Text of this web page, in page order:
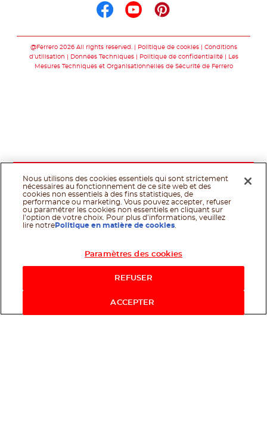
@Ferrero 2026 All rights reserved. Politique de cookies
Conditions
d’utilisation
Données Techniques Politique de confidentialité
Les
Mesures Techniques et Organisationnelles de Sécurité de Ferrero
Nous utilisons des cookies essentiels qui sont strictement
nécessaires au fonctionnement de ce site web et des
cookies non essentiels à des fins statistiques, de
performance ou marketing. Vous pouvez accepter, refuser
ou paramétrer les cookies non essentiels en cliquant sur
l’option de votre choix. Pour plus d’informations, veuillez
lire notre Politique en matière de cookies
Paramètres des cookies
REFUSER
ACCEPTER